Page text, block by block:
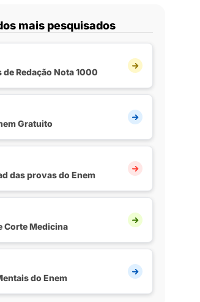
mais pesquisados
de Redação Nota 1000
Gratuito
das provas do Enem
Corte Medicina
do Enem